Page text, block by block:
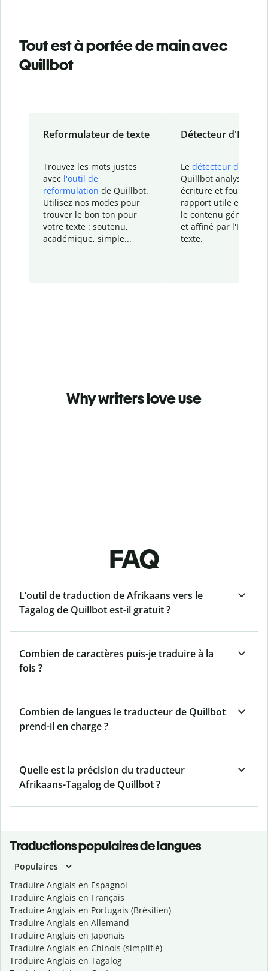
Tout est à portée de main avec
Quillbot
Reformulateur de texte
Trouvez les mots justes
avec l'outil de
reformulation de Quillbot.
Utilisez nos modes pour
trouver le bon ton pour
votre texte : soutenu,
académique, simple...
Détecteur d'IA
Le détecteur d'IA
Quillbot analyse votre
écriture et fournit un
rapport utile et
le contenu généré
et affiné par l'IA
texte.
Why writers love use
FAQ
L’outil de traduction de Afrikaans vers le
Tagalog de Quillbot est-il gratuit ?
Combien de caractères puis-je traduire à la
fois ?
Combien de langues le traducteur de Quillbot
prend-il en charge ?
Quelle est la précision du traducteur
Afrikaans-Tagalog de Quillbot ?
Traductions populaires de langues
Populaires
Traduire Anglais en Espagnol
Traduire Anglais en Français
Traduire Anglais en Portugais (Brésilien)
Traduire Anglais en Allemand
Traduire Anglais en Japonais
Traduire Anglais en Chinois (simplifié)
Traduire Anglais en Tagalog